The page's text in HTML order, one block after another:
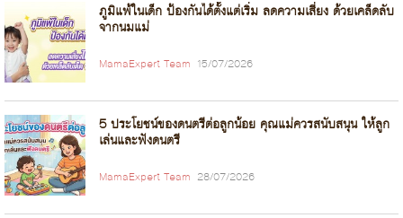
ภูมิแพ้ในเด็ก ป้องกันได้ตั้งแต่เริ่ม ลดความเสี่ยง ด้วยเคล็ดลับ
จากนมแม่
MamaExpert Team 15/07/2026
5 ประโยชน์ของดนตรีต่อลูกน้อย คุณแม่ควรสนับสนุน ให้ลูก
เล่นและฟังดนตรี
MamaExpert Team 28/07/2026